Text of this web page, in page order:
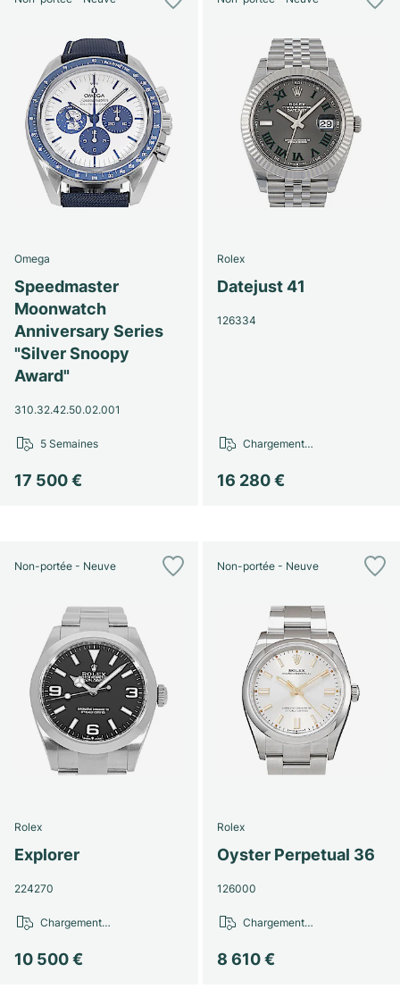
Omega
Speedmaster
Moonwatch
Anniversary Series
"Silver Snoopy
Award"
310.32.42.50.02.001
17 500 €
5 Semaines
Rolex
Datejust 41
126334
16 280 €
Chargement…
Non-portée - Neuve
Rolex
Explorer
224270
10 500 €
Chargement…
Non-portée - Neuve
Rolex
Oyster Perpetual 36
126000
8 610 €
Chargement…